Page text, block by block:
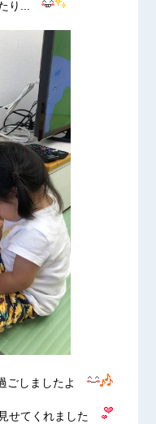
り...
ごしましたよ
せてくれました